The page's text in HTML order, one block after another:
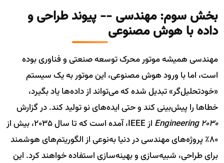
بخش سوم: مهندسی -- پیوند طراحی و
داده با هوش مصنوعی
مهندسی همیشه موتور محرک توسعه صنعتی و فناوری بوده
است، اما با ورود هوش مصنوعی، این موتور به یک سیستم
«خودتحلیل‌گر» تبدیل شده که می‌تواند از داده‌ها یاد بگیرد،
خطاها را پیش‌بینی کند و حتی ایده‌های نو تولید کند. در گزارش
Engineering 2030
از IEEE، آمده است که تا سال ۲۰۳۵، بیش از
۸۰٪ پروژه‌های مهندسی در دنیا به‌نوعی از الگوریتم‌های هوشمند
برای طراحی، شبیه‌سازی و بهینه‌سازی استفاده خواهند کرد. این